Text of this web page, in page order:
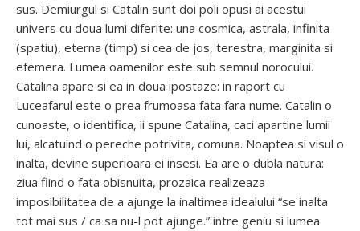
sus. Demiurgul si Catalin sunt doi poli opusi ai acestui
univers cu doua lumi diferite: una cosmica, astrala, infinita
(spatiu), eterna (timp) si cea de jos, terestra, marginita si
efemera. Lumea oamenilor este sub semnul norocului.
Catalina apare si ea in doua ipostaze: in raport cu
Luceafarul este o prea frumoasa fata fara nume. Catalin o
cunoaste, o identifica, ii spune Catalina, caci apartine lumii
lui, alcatuind o pereche potrivita, comuna. Noaptea si visul o
inalta, devine superioara ei insesi. Ea are o dubla natura:
ziua fiind o fata obisnuita, prozaica realizeaza
imposibilitatea de a ajunge la inaltimea idealului “se inalta
tot mai sus / ca sa nu-l pot ajunge.” intre geniu si lumea